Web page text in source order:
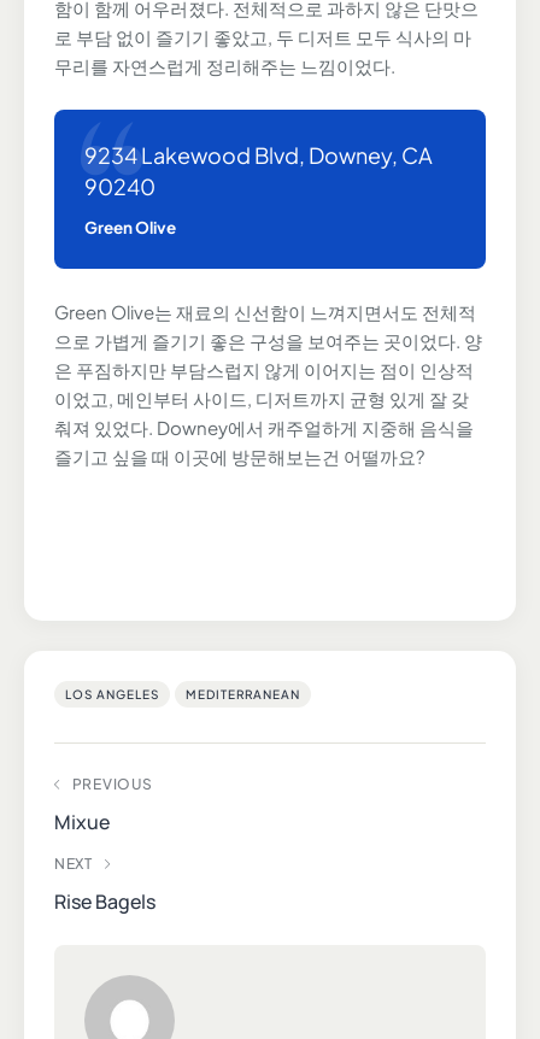
함이 함께 어우러졌다. 전체적으로 과하지 않은 단맛으
로 부담 없이 즐기기 좋았고, 두 디저트 모두 식사의 마
무리를 자연스럽게 정리해주는 느낌이었다.
9234 Lakewood Blvd, Downey, CA
90240
Green Olive
Green Olive는 재료의 신선함이 느껴지면서도 전체적
으로 가볍게 즐기기 좋은 구성을 보여주는 곳이었다. 양
은 푸짐하지만 부담스럽지 않게 이어지는 점이 인상적
이었고, 메인부터 사이드, 디저트까지 균형 있게 잘 갖
춰져 있었다. Downey에서 캐주얼하게 지중해 음식을
즐기고 싶을 때 이곳에 방문해보는건 어떨까요?
LOS ANGELES MEDITERRANEAN
PREVIOUS
Mixue
NEXT
Rise Bagels